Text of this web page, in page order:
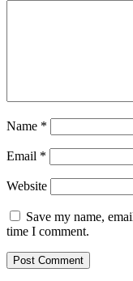
Name *
Email *
Website
Save my name,
time I comment.